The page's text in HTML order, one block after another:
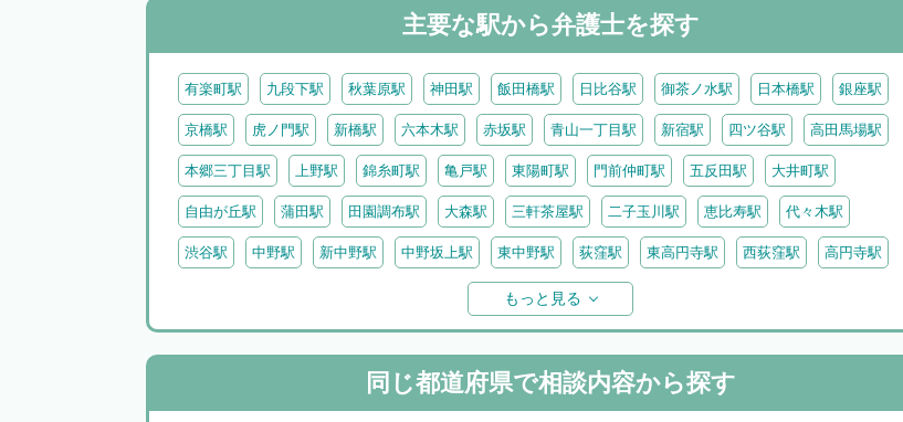
主要な駅から弁護士を探す
有楽町駅 九段下駅 秋葉原駅 神田駅 飯田橋駅 日比谷駅 御茶ノ水駅 日本橋駅 銀座駅
京橋駅 虎ノ門駅 新橋駅 六本木駅 赤坂駅 青山一丁目駅 新宿駅 四ツ谷駅 高田馬場駅
本郷三丁目駅 上野駅 錦糸町駅 亀戸駅 東陽町駅 門前仲町駅 五反田駅 大井町駅
自由が丘駅 蒲田駅 田園調布駅 大森駅 三軒茶屋駅 二子玉川駅 恵比寿駅 代々木駅
渋谷駅 中野駅 新中野駅 中野坂上駅 東中野駅 荻窪駅 東高円寺駅 西荻窪駅 高円寺駅
赤羽駅 王子駅
大泉学園駅 北千住駅 金町駅 亀有駅 小岩駅 西葛西駅 葛西駅 平井駅 新小岩駅
三鷹駅 武蔵小金井駅 国分寺駅
もっと見る
同じ都道府県で相談内容から探す